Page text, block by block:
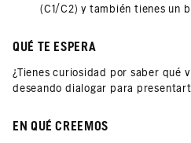
(C1/C2) y también tienes un
QUÉ TE ESPERA
¿Tienes curiosidad por saber qué
deseando dialogar para
EN QUÉ CREEMOS